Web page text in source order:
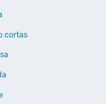
cortas